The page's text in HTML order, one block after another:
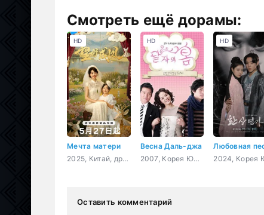
Смотреть ещё дорамы:
Мечта матери
2025, Китай, драма, фэнтези
HD
Весна Даль-джа
2007, Корея Южная, бизнес, комедия, романтика, драма
HD HD
Оставить комментарий